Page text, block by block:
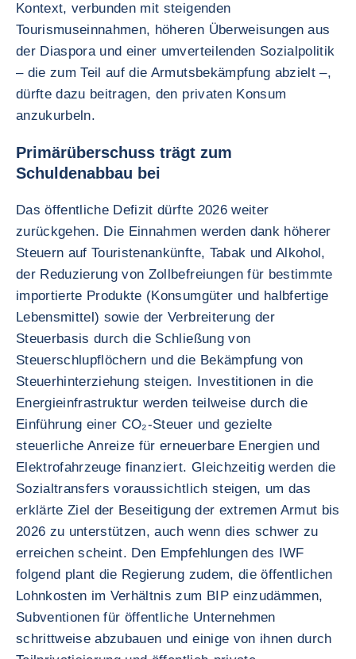
Kontext, verbunden mit steigenden
Tourismuseinnahmen, höheren Überweisungen aus
der Diaspora und einer umverteilenden Sozialpolitik
– die zum Teil auf die Armutsbekämpfung abzielt –,
dürfte dazu beitragen, den privaten Konsum
anzukurbeln.
Primärüberschuss trägt zum
Schuldenabbau bei
Das öffentliche Defizit dürfte 2026 weiter
zurückgehen. Die Einnahmen werden dank höherer
Steuern auf Touristenankünfte, Tabak und Alkohol,
der Reduzierung von Zollbefreiungen für bestimmte
importierte Produkte (Konsumgüter und halbfertige
Lebensmittel) sowie der Verbreiterung der
Steuerbasis durch die Schließung von
Steuerschlupflöchern und die Bekämpfung von
Steuerhinterziehung steigen. Investitionen in die
Energieinfrastruktur werden teilweise durch die
Einführung einer CO₂-Steuer und gezielte
steuerliche Anreize für erneuerbare Energien und
Elektrofahrzeuge finanziert. Gleichzeitig werden die
Sozialtransfers voraussichtlich steigen, um das
erklärte Ziel der Beseitigung der extremen Armut bis
2026 zu unterstützen, auch wenn dies schwer zu
erreichen scheint. Den Empfehlungen des IWF
folgend plant die Regierung zudem, die öffentlichen
Lohnkosten im Verhältnis zum BIP einzudämmen,
Subventionen für öffentliche Unternehmen
schrittweise abzubauen und einige von ihnen durch